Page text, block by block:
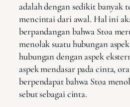
adalah dengan sedikit banyak
mencintai dari awal. Hal ini
berpandangan bahwa Stoa
menolak suatu hubungan
hubungan dengan aspek
aspek mendasar pada cinta,
berpendapat bahwa Stoa
sebut sebagai cinta.